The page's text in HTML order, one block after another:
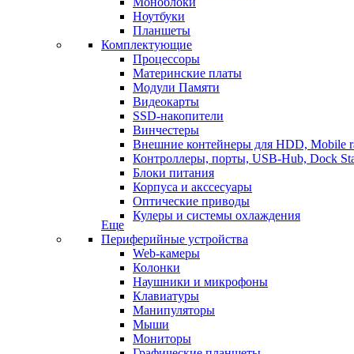
Ноутбуки
Планшеты
Комплектующие
Процессоры
Материнские платы
Модули Памяти
Видеокарты
SSD-накопители
Винчестеры
Внешние контейнеры для HDD, Mobile
Контроллеры, порты, USB-Hub, Dock
Блоки питания
Корпуса и акссесуары
Оптические приводы
Кулеры и системы охлаждения
Еще
Периферийные устройства
Web-камеры
Колонки
Наушники и микрофоны
Клавиатуры
Манипуляторы
Мыши
Мониторы